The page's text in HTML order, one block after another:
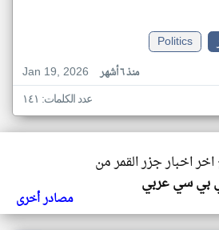
Politics
Jan 19, 2026
منذ ٦ أشهر
عدد الكلمات: ١٤١
اخر اخبار جزر القمر من
بي سي عربي
مصادر أخرى